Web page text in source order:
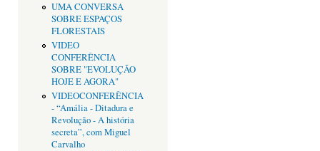
UMA CONVERSA
SOBRE ESPAÇOS
FLORESTAIS
VIDEO
CONFERÊNCIA
SOBRE "EVOLUÇÃO
HOJE E AGORA"
VIDEOCONFERÊNCIA
- “Amália - Ditadura e
Revolução - A história
secreta”, com Miguel
Carvalho